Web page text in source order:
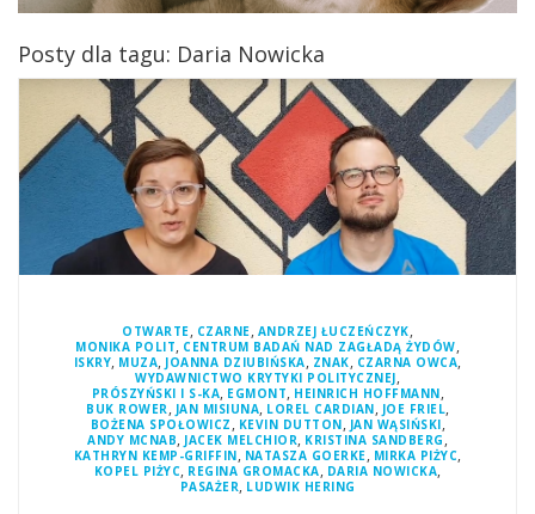
Posty dla tagu: Daria Nowicka
OTWARTE, CZARNE, ANDRZEJ ŁUCZEŃCZYK,
MONIKA POLIT, CENTRUM BADAŃ NAD ZAGŁADĄ ŻYDÓW,
ISKRY, MUZA, JOANNA DZIUBIŃSKA, ZNAK, CZARNA OWCA,
WYDAWNICTWO KRYTYKI POLITYCZNEJ,
PRÓSZYŃSKI I S-KA, EGMONT, HEINRICH HOFFMANN,
BUK ROWER, JAN MISIUNA, LOREL CARDIAN, JOE FRIEL,
BOŻENA SPOŁOWICZ , KEVIN DUTTON, JAN WĄSIŃSKI,
ANDY MCNAB, JACEK MELCHIOR, KRISTINA SANDBERG ,
KATHRYN KEMP-GRIFFIN, NATASZA GOERKE, MIRKA PIŻYC,
KOPEL PIŻYC, REGINA GROMACKA, DARIA NOWICKA,
PASAŻER, LUDWIK HERING